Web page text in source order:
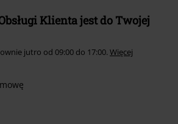
Klienta jest do Twojej
jutro od 09:00 do 17:00. Więcej